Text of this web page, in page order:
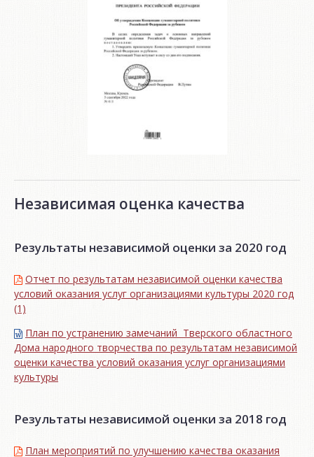
Независимая оценка качества
Результаты независимой оценки за 2020 год
Отчет по результатам независимой оценки качества
условий оказания услуг организациями культуры 2020 год
(1)
План по устранению замечаний Тверского областного
Дома народного творчества по результатам независимой
оценки качества условий оказания услуг организациями
культуры
Результаты независимой оценки за 2018 год
План мероприятий по улучшению качества оказания